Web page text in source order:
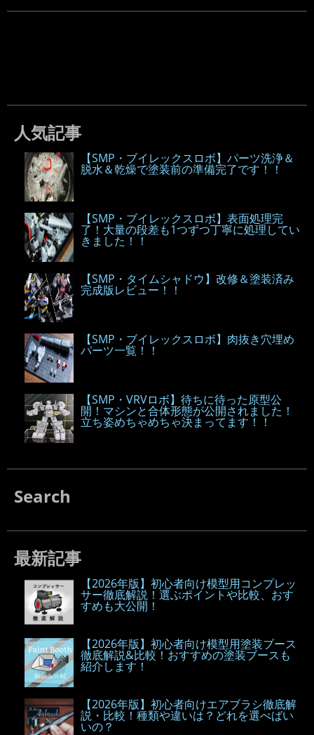
人気記事
【SMP・ブイレックスロボ】パーツ洗浄＆
脱水＆乾燥で塗装前の準備完了です！！
【SMP・ブイレックスロボ】表面処理完
了！大量の段差も1つずつ丁寧に処理してい
きました！！
【SMP・タイムシャドウ】改修＆塗装済み
完成版レビュー！！
【SMP・ブイレックスロボ】肉抜き穴埋め
パーツ一覧！！
【SMP・VRVロボ】待ちに待った原型公
開！マシンと合体形態が公開されました！
立ち姿めちゃめちゃ決まってます！！
Search
最新記事
【2026年版】初心者向け模型用コンプレッ
サー徹底解説！選ぶポイントや比較、おす
すめも大公開！
【2026年版】初心者向け模型用塗装ブース
徹底解説&比較！おすすめの塗装ブースも
紹介します！
【2026年版】初心者向けエアブラシ徹底解
説・比較！種類や違いは？どれを選べばい
いの？